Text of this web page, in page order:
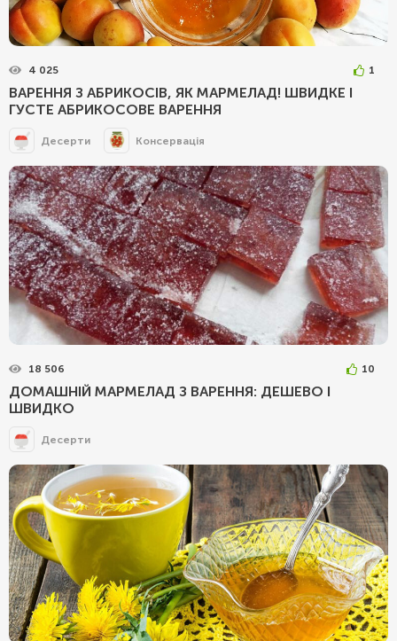
4 025 1
ВАРЕННЯ З АБРИКОСІВ, ЯК МАРМЕЛАД! ШВИДКЕ І
ГУСТЕ АБРИКОСОВЕ ВАРЕННЯ
Десерти Консервація
18 506 10
ДОМАШНІЙ МАРМЕЛАД З ВАРЕННЯ: ДЕШЕВО І
ШВИДКО
Десерти